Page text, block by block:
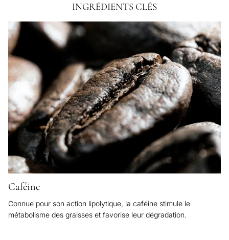
INGRÉDIENTS CLÉS
Caféine
Connue pour son action lipolytique, la caféine stimule le
métabolisme des graisses et favorise leur dégradation.